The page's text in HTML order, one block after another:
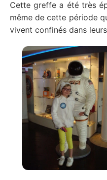
Cette greffe a été très
même de cette période
vivent confinés dans